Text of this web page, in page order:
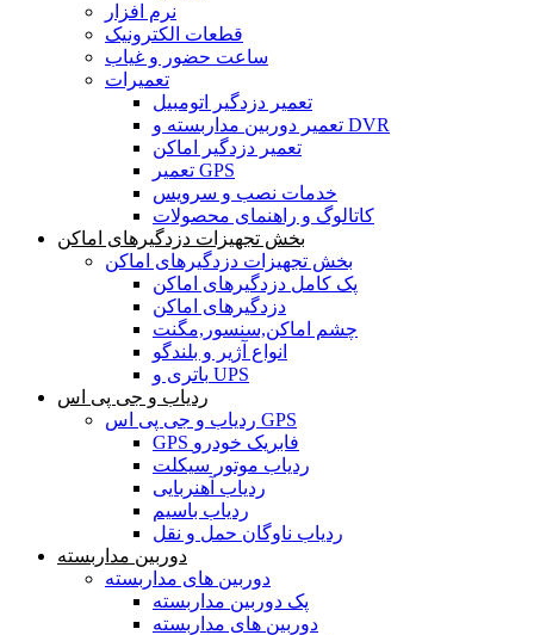
نرم افزار
قطعات الکترونیک
ساعت حضور و غیاب
تعمیرات
تعمیر دزدگیر اتومبیل
تعمیر دوربین مداربسته و DVR
تعمیر دزدگیر اماکن
تعمیر GPS
خدمات نصب و سرویس
کاتالوگ و راهنمای محصولات
بخش تجهیزات دزدگیرهای اماکن
بخش تجهیزات دزدگیرهای اماکن
پک کامل دزدگیرهای اماکن
دزدگیرهای اماکن
چشم اماکن,سنسور,مگنت
انواع آژیر و بلندگو
باتری و UPS
ردیاب و جی پی اس
ردیاب و جی پی اس GPS
GPS فابریک خودرو
ردیاب موتور سیکلت
ردیاب آهنربایی
ردیاب باسیم
ردیاب ناوگان حمل و نقل
دوربین مداربسته
دوربین های مداربسته
پک دوربین مداربسته
دوربین های مداربسته